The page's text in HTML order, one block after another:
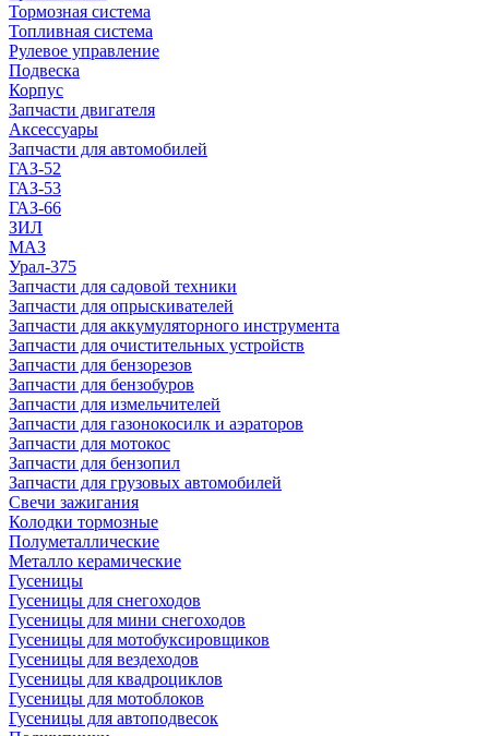
Тормозная система
Топливная система
Рулевое управление
Подвеска
Корпус
Запчасти двигателя
Аксессуары
Запчасти для автомобилей
ГАЗ-52
ГАЗ-53
ГАЗ-66
ЗИЛ
МАЗ
Урал-375
Запчасти для садовой техники
Запчасти для опрыскивателей
Запчасти для аккумуляторного инструмента
Запчасти для очистительных устройств
Запчасти для бензорезов
Запчасти для бензобуров
Запчасти для измельчителей
Запчасти для газонокосилк и аэраторов
Запчасти для мотокос
Запчасти для бензопил
Запчасти для грузовых автомобилей
Свечи зажигания
Колодки тормозные
Полуметаллические
Металло керамические
Гусеницы
Гусеницы для снегоходов
Гусеницы для мини снегоходов
Гусеницы для мотобуксировщиков
Гусеницы для вездеходов
Гусеницы для квадроциклов
Гусеницы для мотоблоков
Гусеницы для автоподвесок